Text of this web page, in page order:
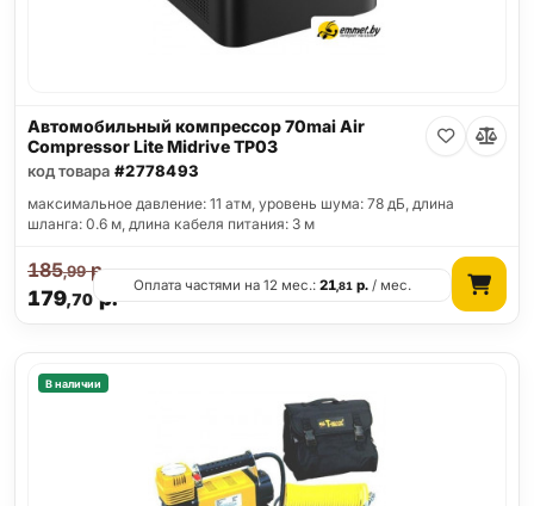
Автомобильный компрессор 70mai Air
Compressor Lite Midrive TP03
код товара #2778493
максимальное давление: 11 атм, уровень шума: 78 дБ, длина
шланга: 0.6 м, длина кабеля питания: 3 м
179,70р.
185,99р.
Оплата частями на 12 мес.:21,81 р. / мес.
В наличии